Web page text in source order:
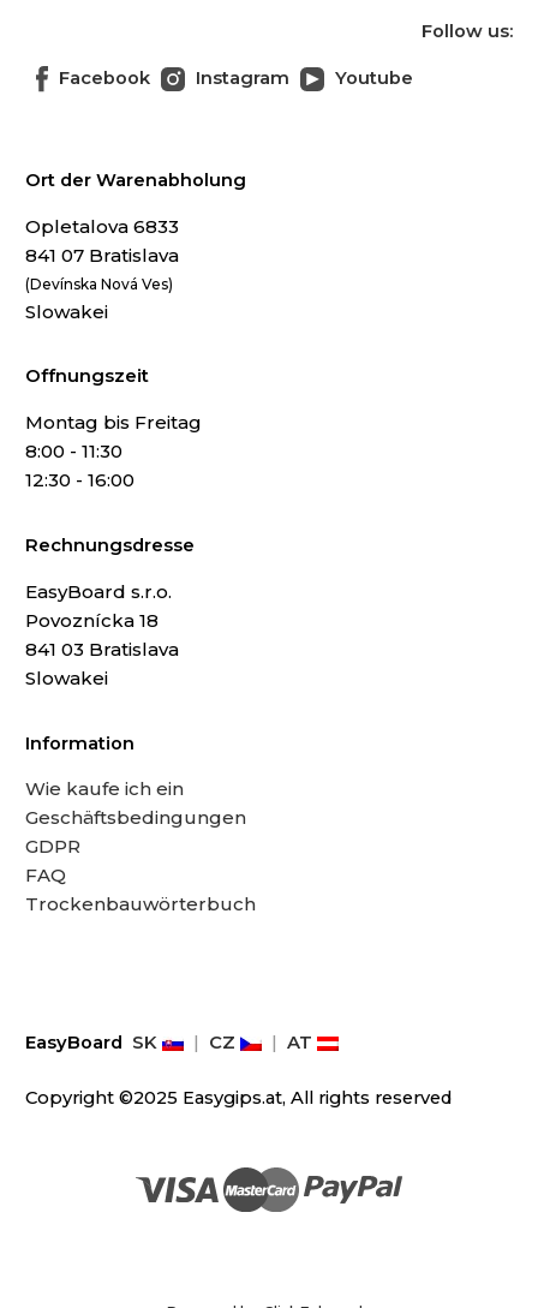
Follow us:
Facebook Instagram Youtube
Ort der Warenabholung
Opletalova 6833
841 07 Bratislava
(Devínska Nová Ves)
Slowakei
Offnungszeit
Montag bis Freitag
8:00 - 11:30
12:30 - 16:00
Rechnungsdresse
EasyBoard s.r.o.
Povoznícka 18
841 03 Bratislava
Slowakei
Information
Wie kaufe ich ein
Geschäftsbedingungen
GDPR
FAQ
Trockenbauwörterbuch
EasyBoard SK | CZ | AT
Copyright ©2025 Easygips.at, All rights reserved